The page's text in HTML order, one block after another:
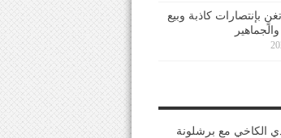
بإنتصارات كاذبة وبيع
الكاخي مع برشلونة